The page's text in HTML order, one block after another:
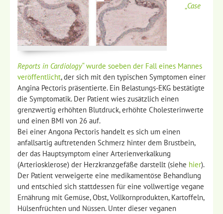
„Case
Reports in Cardiology“ wurde soeben der Fall eines Mannes
veröffentlicht, der sich mit den typischen Symptomen einer
Angina Pectoris präsentierte. Ein Belastungs-EKG bestätigte
die Symptomatik. Der Patient wies zusätzlich einen
grenzwertig erhöhten Blutdruck, erhöhte Cholesterinwerte
und einen BMI von 26 auf.
Bei einer Angona Pectoris handelt es sich um einen
anfallsartig auftretenden Schmerz hinter dem Brustbein,
der das Hauptsymptom einer Arterienverkalkung
(Arteriosklerose) der Herzkranzgefäße darstellt (siehe hier).
Der Patient verweigerte eine medikamentöse Behandlung
und entschied sich stattdessen für eine vollwertige vegane
Ernährung mit Gemüse, Obst, Vollkornprodukten, Kartoffeln,
Hülsenfrüchten und Nüssen. Unter dieser veganen